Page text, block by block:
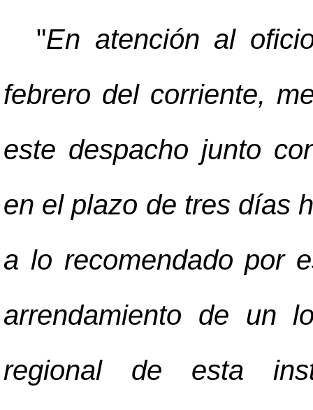
"En atención al
febrero del corriente,
este despacho junto
en el plazo de tres días
a lo recomendado por
arrendamiento de un
regional de esta